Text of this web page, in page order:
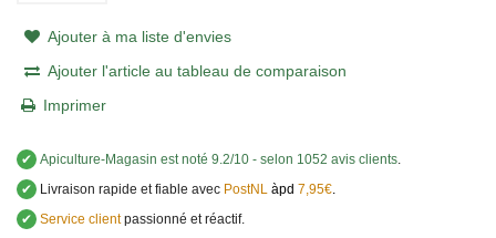
Ajouter à ma liste d'envies
Ajouter l'article au tableau de comparaison
Imprimer
✔ Apiculture-Magasin est noté 9.2/10 - selon 1052 avis clients
✔
Livraison rapide et fiable avec PostNL àpd 7,95€
✔ Service clientpassionné et réactif.